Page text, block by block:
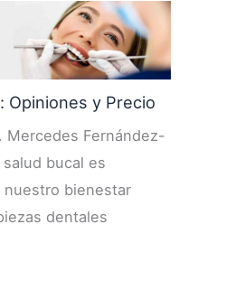
Opiniones y Precio
Mercedes Fernández-
bucal es
nuestro bienestar
dentales